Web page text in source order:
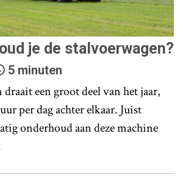
je de stalvoerwagen?
5 minuten
draait een groot deel van het jaar,
per dag achter elkaar. Juist
onderhoud aan deze machine